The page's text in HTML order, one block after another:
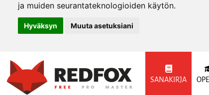
ja muiden seurantateknologioiden käytön.
Hyväksyn Muuta asetuksiani
SANAKIRJA